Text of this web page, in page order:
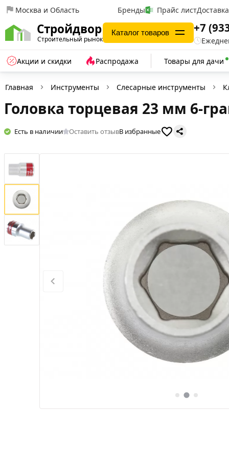
Москва и Область Бренды Прайс листДоставка
Стройдвор
Строительный рынок
Каталог товаров +7
Акции и скидки Распродажа Товары для дачи
Главная Инструменты Слесарные инструменты
Головка торцевая 23 мм 6-
Есть в наличии Оставить отзывВ избранные